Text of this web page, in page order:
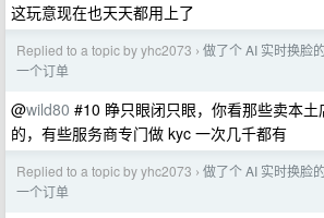
这玩意现在也天天都用上了
Replied to a topic by yhc2073 › 做了个 AI 实时换脸
一个订单
@wild80 #10 睁只眼闭只眼，你看那些卖本
的，有些服务商专门做 kyc 一次几千都有
Replied to a topic by yhc2073 › 做了个 AI 实时换脸
一个订单